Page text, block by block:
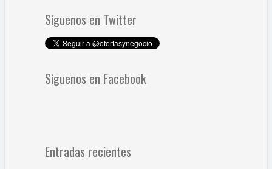
Síguenos en Twitter
Síguenos en Facebook
Entradas recientes